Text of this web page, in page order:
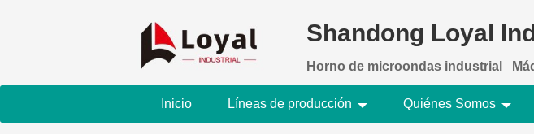
Shandong Loyal
Horno de microondas industrial
Inicio Líneas de producción Quiénes Somos